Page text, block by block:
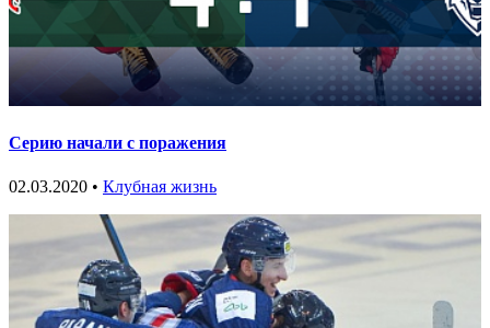
Серию начали с поражения
02.03.2020 • Клубная жизнь